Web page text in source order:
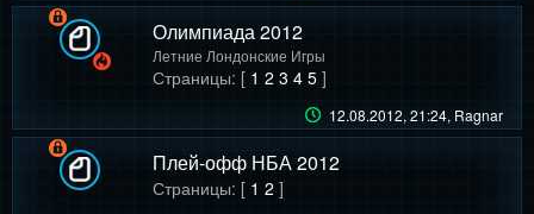
Олимпиада 2012
Летние Лондонские Игры
Страницы: [ 1 2 3 4 5]
12.08.2012, 21:24, Ragnar
Плей-офф НБА 2012
Страницы: [ 1 2 ]